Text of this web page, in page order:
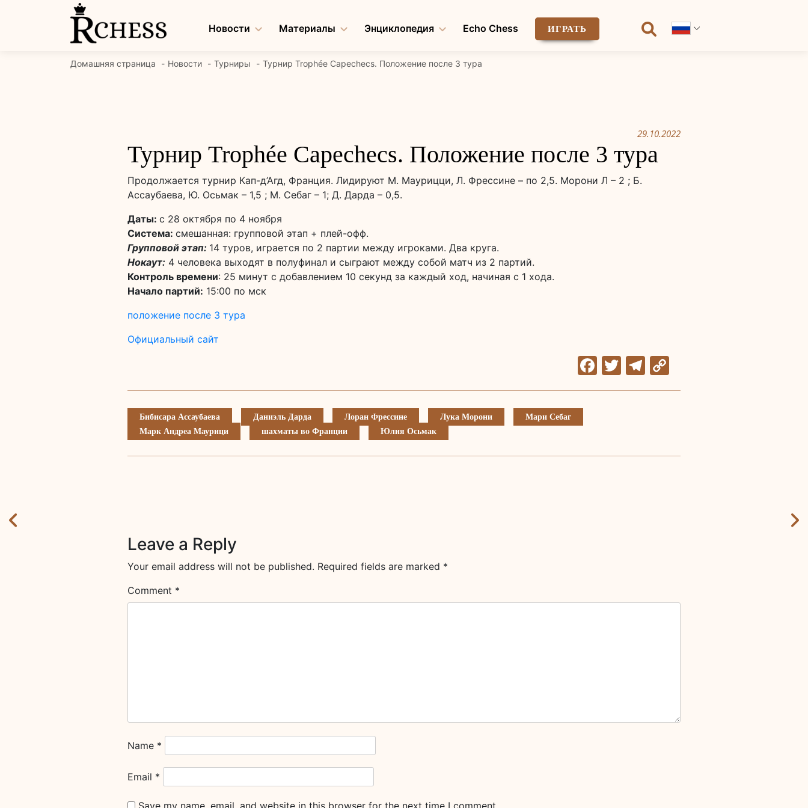
Новости Материалы Энциклопедия Echo Chess ИГРАТЬ
Домашняя страница Новости Турниры Турнир Trophée Capechecs. Положение после 3 тура
29.10.2022
Турнир Trophée Capechecs. Положение после 3 тура
Продолжается турнир Кап-д’Агд, Франция. Лидируют М. Маурицци, Л. Фрессине – по 2,5. Морони Л – 2 ; Б.
Ассаубаева, Ю. Осьмак – 1,5 ; М. Себаг – 1; Д. Дарда – 0,5.
Даты: с 28 октября по 4 ноября
Система: смешанная: групповой этап + плей-офф.
Групповой этап: 14 туров, играется по 2 партии между игроками. Два круга.
Нокаут: 4 человека выходят в полуфинал и сыграют между собой матч из 2 партий.
Контроль времени: 25 минут с добавлением 10 секунд за каждый ход, начиная с 1 хода.
Начало партий: 15:00 по мск
положение после 3 тура
Официальный сайт
Facebook
TwitterTelegram
Link
Бибисара Ассаубаева Даниэль Дарда Лоран Фрессине Лука Морони
Мари Себаг
Марк Андреа Маурици
шахматы во Франции Юлия Осьмак
Leave a Reply
Your email address will not be published. Required fields are marked *
Comment *
Name *
Email *
Save my name, email, and website in this browser for the next time I comment.